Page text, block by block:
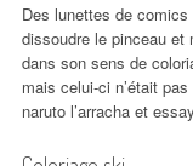
Des lunettes de
dissoudre le pinceau
dans son sens de
mais celui-ci n’était
naruto l’arracha et